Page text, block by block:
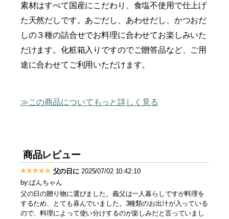
素材はすべて国産にこだわり、食塩不使用で仕上げ
た天然だしです。あごだし、あわせだし、かつおだ
しの３種の詰合せでお料理に合わせてお楽しみいた
だけます。化粧箱入りですのでご贈答品など、ご用
途に合わせてご利用いただけます。
この商品についてもっと詳しく見る
商品レビュー
父の日に 2025/07/02 10:42:10
by:ばんちゃん
父の日の贈り物に選びました。義父は一人暮らしですが料理を
するため、とても喜んでいました。3種類のお出汁が入っている
ので、料理によって使い分けするのが楽しみだと言っていまし